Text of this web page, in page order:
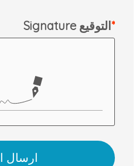
Signature التوقيع
ارسال